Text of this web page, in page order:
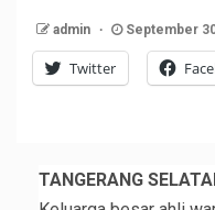
admin September
Twitter
TANGERANG